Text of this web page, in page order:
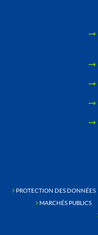
PROTECTION DES DONNÉES
MARCHÉS PUBLICS